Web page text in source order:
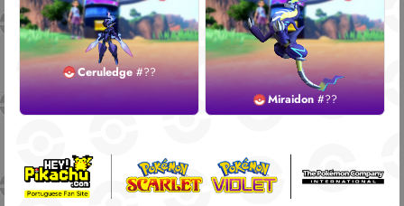
Ceruledge#??
Miraidon#??